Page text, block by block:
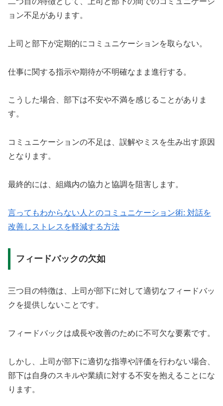
ョン不足があります。
上司と部下が定期的にコミュニケーションを取らない。
仕事に関する指示や期待が不明確なまま進行する。
こうした場合、部下は不安や不満を感じることがありま
す。
コミュニケーションの不足は、誤解やミスを生み出す原因
となります。
最終的には、組織内の協力と協調を阻害します。
言ってもわからない人とのコミュニケーション術: 対話を
改善しストレスを軽減する方法
フィードバックの欠如
三つ目の特徴は、上司が部下に対して適切なフィードバッ
クを提供しないことです。
フィードバックは成長や改善のために不可欠な要素です。
しかし、上司が部下に適切な指導や評価を行わない場合、
部下は自身のスキルや業績に対する不安を抱えることにな
ります。